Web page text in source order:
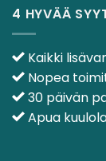
4 HYVÄÄ
Kaikki
Nopea
30 päivän
Apua